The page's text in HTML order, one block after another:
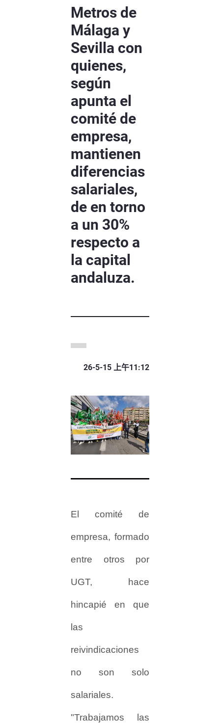
Metros de
Málaga y
Sevilla con
quienes,
según
apunta el
comité de
empresa,
mantienen
diferencias
salariales,
de en torno
a un 30%
respecto a
la capital
andaluza.
26-5-15 上午11:12
El comité de
empresa, formado
entre otros por
UGT, hace
hincapié en que
las
reivindicaciones
no son solo
salariales.
"Trabajamos las